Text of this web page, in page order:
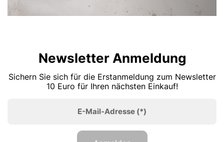
Newsletter Anmeldung
Sichern Sie sich für die Erstanmeldung zum Newsletter
10 Euro für Ihren nächsten Einkauf!
E-Mail-Adresse (*)